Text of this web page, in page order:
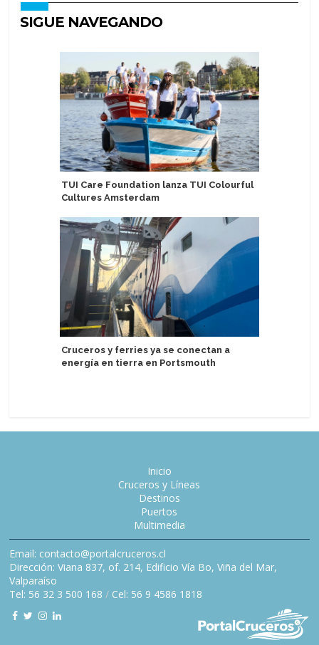
SIGUE NAVEGANDO
TUI Care Foundation lanza TUI Colourful
Cultures Amsterdam
Cruceros y ferries ya se conectan a
energía en tierra en Portsmouth
Inicio
Cruceros y Líneas
Destinos
Puertos
Multimedia
Email: contacto@portalcruceros.cl
Dirección: Viana 837, of. 214, Edificio Vía Bo, Viña del Mar,
Valparaíso
Tel: 56 32 3 500 168 / Cel: 56 9 4586 1818